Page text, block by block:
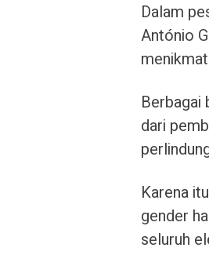
Dalam
António
Berbagai
dari
Karena
gender
seluruh